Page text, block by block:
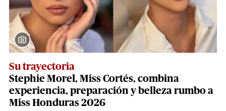
Su trayectoria
Stephie Morel, Miss Cortés, combina
experiencia, preparación y belleza rumbo a
Miss Honduras 2026